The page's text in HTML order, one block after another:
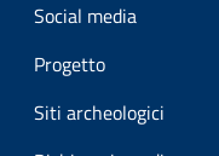
Social media
Progetto
Siti archeologici